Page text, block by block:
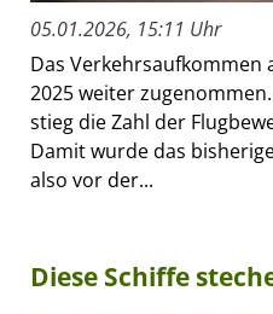
05.01.2026, 15:11 Uhr
Das Verkehrsaufkommen
2025 weiter
stieg die Zahl der
Damit wurde das
also vor der...
Diese Schiffe